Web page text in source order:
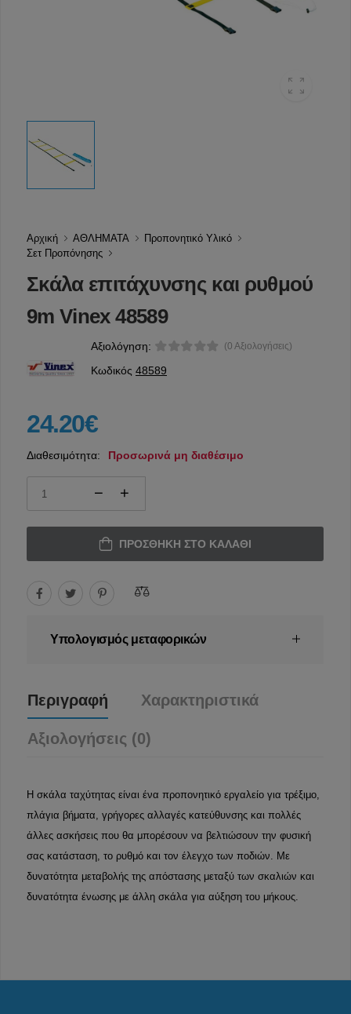
Αρχική ΑΘΛΗΜΑΤΑ
Προπονητικό Υλικό
Σετ Προπόνησης
Σκάλα επιτάχυνσης και ρυθμού
9m Vinex 48589
Αξιολόγηση: (0 Αξιολογήσεις)
Κωδικός 48589
24.20€
Διαθεσιμότητα: Προσωρινά μη διαθέσιμο
ΠΡΟΣΘΉΚΗ ΣΤΟ ΚΑΛΆΘΙ
Υπολογισμός μεταφορικών
Περιγραφή Χαρακτηριστικά
Αξιολογήσεις (0)
Η σκάλα ταχύτητας είναι ένα προπονητικό εργαλείο για τρέξιμο,
πλάγια βήματα, γρήγορες αλλαγές κατεύθυνσης και πολλές
άλλες ασκήσεις που θα μπορέσουν να βελτιώσουν την φυσική
σας κατάσταση, το ρυθμό και τον έλεγχο των ποδιών. Με
δυνατότητα μεταβολής της απόστασης μεταξύ των σκαλιών και
δυνατότητα ένωσης με άλλη σκάλα για αύξηση του μήκους.